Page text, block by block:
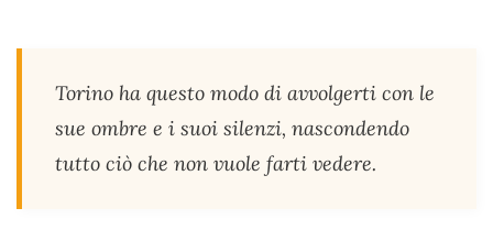
Torino ha questo modo di avvolgerti con le
sue ombre e i suoi silenzi, nascondendo
tutto ciò che non vuole farti vedere.